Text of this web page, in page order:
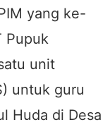
yang ke-
Pupuk
unit
untuk guru
Huda di Desa